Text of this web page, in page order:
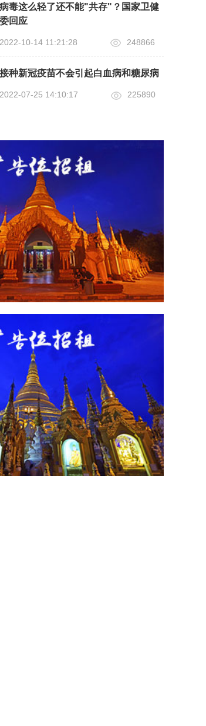
病毒这么轻了还不能"共存"？国家卫健
委回应
2022-10-14 11:21:28 248866
接种新冠疫苗不会引起白血病和糖尿病
2022-07-25 14:10:17 225890